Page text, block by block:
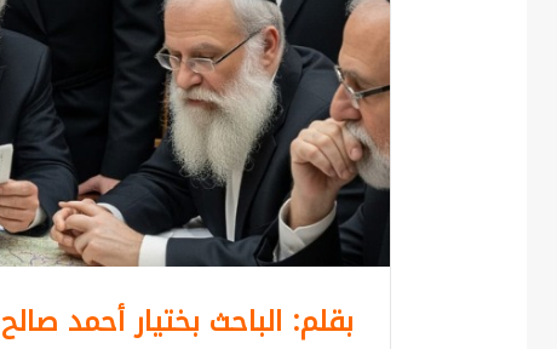
بقلم: الباحث بختيار أحمد صالح